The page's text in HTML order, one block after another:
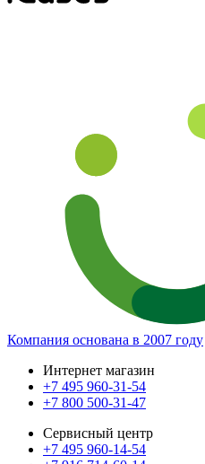
Компания основана в 2007 году
Интернет магазин
+7 495 960-31-54
+7 800 500-31-47
Сервисный центр
+7 495 960-14-54